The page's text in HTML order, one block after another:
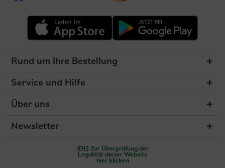
Rund um Ihre Bestellung
Service und Hilfe
Über uns
Newsletter
(DE) Zur Überprüfung der
Legalität dieser Website
hier klicken